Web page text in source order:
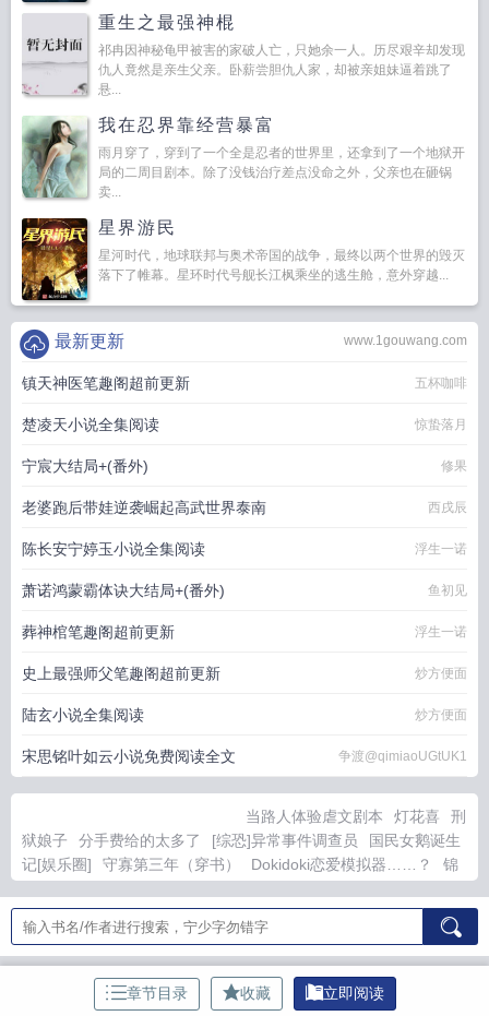
重生之最强神棍
祁冉因神秘龟甲被害的家破人亡，只她余一人。历尽艰辛却发现
仇人竟然是亲生父亲。卧薪尝胆仇人家，却被亲姐妹逼着跳了
悬...
我在忍界靠经营暴富
雨月穿了，穿到了一个全是忍者的世界里，还拿到了一个地狱开
局的二周目剧本。除了没钱治疗差点没命之外，父亲也在砸锅
卖...
星界游民
星河时代，地球联邦与奥术帝国的战争，最终以两个世界的毁灭
落下了帷幕。星环时代号舰长江枫乘坐的逃生舱，意外穿越...
www.1gouwang.com
最新更新
镇天神医笔趣阁超前更新 五杯咖啡
楚凌天小说全集阅读 惊蛰落月
宁宸大结局+(番外) 修果
老婆跑后带娃逆袭崛起高武世界泰南 西戌辰
陈长安宁婷玉小说全集阅读 浮生一诺
萧诺鸿蒙霸体诀大结局+(番外) 鱼初见
葬神棺笔趣阁超前更新 浮生一诺
史上最强师父笔趣阁超前更新 炒方便面
陆玄小说全集阅读 炒方便面
宋思铭叶如云小说免费阅读全文 争渡@qimiaoUGtUK1
当路人体验虐文剧本 灯花喜
刑
狱娘子
分手费给的太多了 [综恐]异常事件调查员
国民女鹅诞生
记[娱乐圈]
守寡第三年（穿书） Dokidoki恋爱模拟器……？
锦
活玩家的自我修养
千禧年，拆迁分了十栋楼！ 遗嘱夫妻
如何从
男主手里逃生
囤货，人需要咪的帮助
我们
不止是朋友
[崩铁]让游戏公司再次伟大
章节目录
收藏 立即阅读